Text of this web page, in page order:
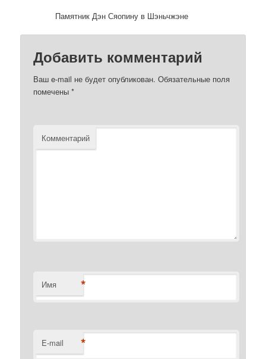
Памятник Дэн Сяопину в Шэньчжэне
Добавить комментарий
Ваш e-mail не будет опубликован. Обязательные поля
помечены*
Комментарий
Имя *
E-mail *